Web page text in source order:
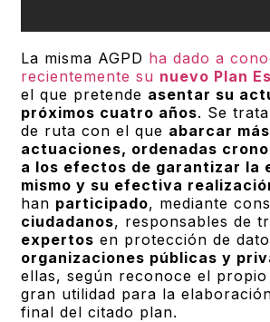
La misma AGPD ha dado a
recientemente su nuevo Plan
el que pretende asentar su
próximos cuatro años. Se
de ruta con el que abarcar
actuaciones, ordenadas
a los efectos de garantizar la
mismo y su efectiva
han participado, mediante
ciudadanos, responsables de
expertos en protección de
organizaciones públicas y
ellas, según reconoce el propio
gran utilidad para la
final del citado plan.